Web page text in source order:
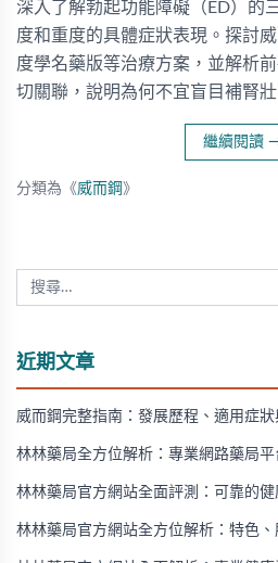
深入了解勃起功能障礙（ED）的
度和重度的具體症狀表現。探討
度學名藥版等治療方案，並解析
切關聯，說明為何不宜盲目補腎壯
繼續閱讀
分類為《威而鋼 》
近期文章
威而鋼完整指南：發展歷程、適用症
林林藥局全方位解析：專業網路藥局
林林藥局官方網站全面評測：可靠的
林林藥局官方網站全方位解析：特色